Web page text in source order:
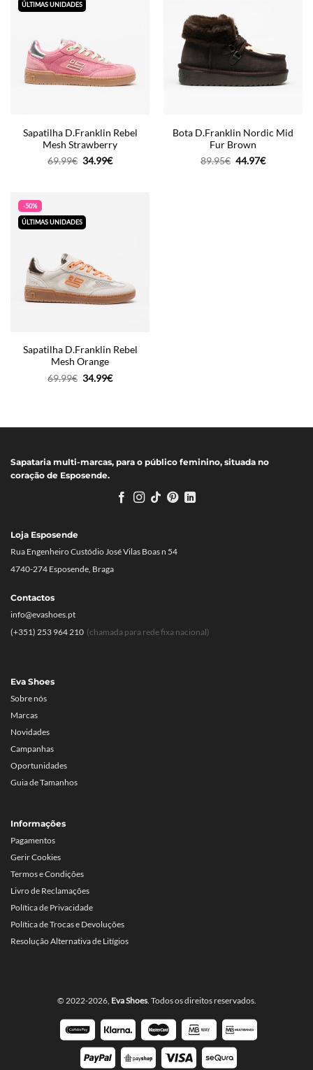
ÚLTIMAS UNIDADES
Sapatilha D.Franklin Rebel
Mesh Strawberry
69.99€ O
34.99€O
Bota D.Franklin Nordic Mid
Fur Brown
89.95€ O
44.97€O
-50%
ÚLTIMAS UNIDADES
Sapatilha D.Franklin Rebel
Mesh Orange
69.99€ O
34.99€O
Sapataria multi-marcas, para o público feminino, situada no
coração de Esposende.
Eva Shoes
Sobre nós
Marcas
Novidades
Campanhas
Oportunidades
Guia de Tamanhos
Informações
Pagamentos
Gerir Cookies
Termos e Condições
Livro de Reclamações
Política de Privacidade
Política de Trocas e Devoluções
Resolução Alternativa de Litígios
Loja Esposende
Rua Engenheiro Custódio José Vilas Boas n 54
4740-274 Esposende, Braga
Contactos
info@evashoes.pt
(+351) 253 964 210 (chamada para rede fixa nacional)
© 2022-2026, Eva Shoes. Todos os direitos reservados.